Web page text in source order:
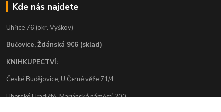
Kde nás najdete
Uhřice 76 (okr. Vyškov)
Bučovice, Ždánská 906 (sklad)
KNIHKUPECTVÍ:
České Budějovice, U Černé věže 71/4
Uherské Hradiště, Mariánské náměstí 200